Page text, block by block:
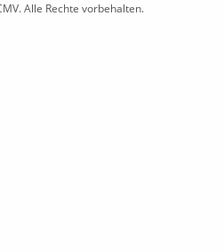
. Alle Rechte vorbehalten.